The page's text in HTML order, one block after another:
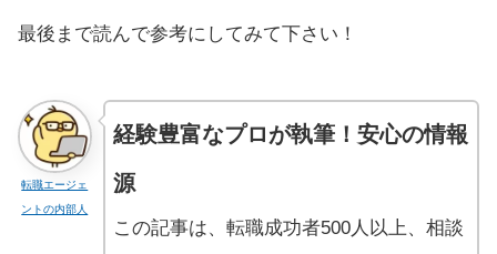
最後まで読んで参考にしてみて下さい！
転職エージェ
ントの内部人
経験豊富なプロが執筆！安心の情報
源
この記事は、転職成功者500人以上、相談